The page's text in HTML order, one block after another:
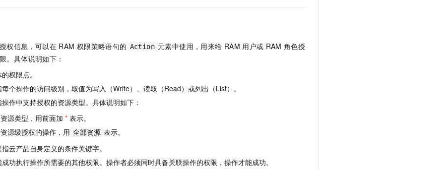
权信息，可以在 RAM 权限策略语句的 Action 元素中使用，用来给 RAM 用户或 RAM 角色授
。具体说明如下：
权限点。
个操作的访问级别，取值为写入（Write）、读取（Read）或列出（List）。
作中支持授权的资源类型。具体说明如下：
源类型，用前面加 * 表示。
源级授权的操作，用 全部资源 表示。
云产品自身定义的条件关键字。
功执行操作所需要的其他权限。操作者必须同时具备关联操作的权限，操作才能成功。
NEW
的模型效果
新一代 AI 视频生成模型，深度适配广告营销等场景
大模型服务平台百炼-应用模版
灵活可视化地构建企业级 Agent
人工智能平台 PAI
Qoder HOT
月
提升
OA 办公系统
财税管理